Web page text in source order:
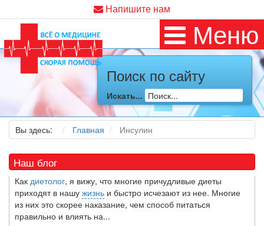
Напишите нам
Меню
Поиск по сайту
Искать...
Вы здесь: Главная Инсулин
Наш блог
Как я заболел во время локдауна?
Это странная ситуация: вы соблюдали все меры
предосторожности COVID-19 (вы почти все время дома),
но, тем не менее, вы каким-то образом простудились. Вы
можете задаться...
5 причин обратить внимание на средиземноморскую диету
Какдиетолог, я вижу, что многие причудливые диеты
приходят в нашужизньи быстро исчезают из нее. Многие
из них это скорее наказание, чем способ питаться
правильно и влиять на...